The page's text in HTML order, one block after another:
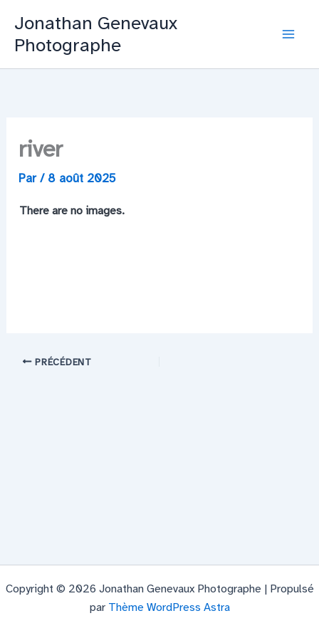
contenu
Jonathan Genevaux
Photographe
river
Par/ 8 août 2025
There are no images.
PRÉCÉDENT
Copyright © 2026 Jonathan Genevaux Photographe | Propulsé
par Thème WordPress Astra